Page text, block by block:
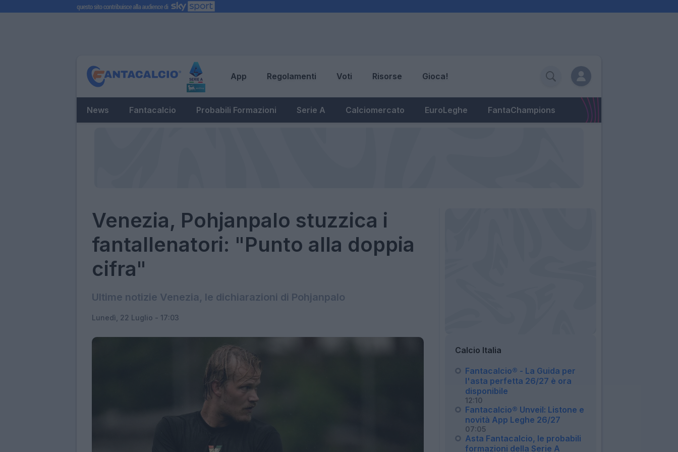
App Regolamenti Voti Risorse Gioca!
News Fantacalcio Probabili Formazioni Serie A Calciomercato EuroLeghe FantaChampions
Venezia, Pohjanpalo stuzzica i
fantallenatori: "Punto alla doppia
cifra"
Ultime notizie Venezia, le dichiarazioni di Pohjanpalo
Lunedì, 22 Luglio - 17:03
Calcio Italia
Fantacalcio® - La Guida per
l'asta perfetta 26/27 è ora
disponibile
12:10
Fantacalcio® Unveil: Listone e
novità App Leghe 26/27
07:05
Asta Fantacalcio, le probabili
formazioni della Serie A